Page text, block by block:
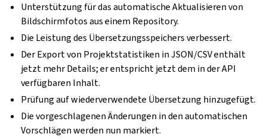
Unterstützung für das automatische Aktualisieren von
Bildschirmfotos aus einem Repository.
Die Leistung des Übersetzungsspeichers verbessert.
Der Export von Projektstatistiken in JSON/CSV enthält
jetzt mehr Details; er entspricht jetzt dem in der API
verfügbaren Inhalt.
Prüfung auf wiederverwendete Übersetzung hinzugefügt.
Die vorgeschlagenen Änderungen in den automatischen
Vorschlägen werden nun markiert.